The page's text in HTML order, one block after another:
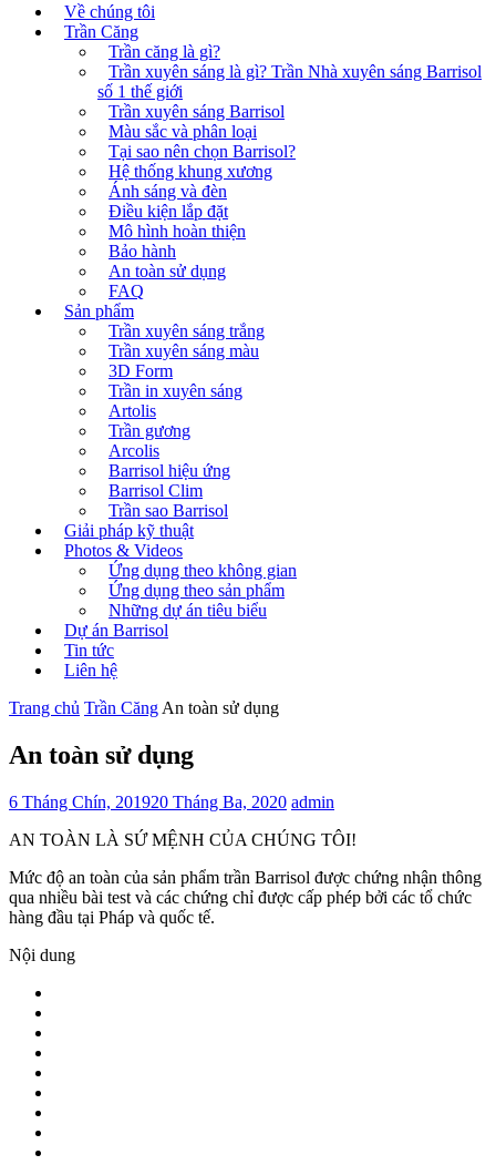
Về chúng tôi
Trần Căng
Trần căng là gì?
Trần xuyên sáng là gì? Trần Nhà xuyên sáng Barrisol
số 1 thế giới
Trần xuyên sáng Barrisol
Màu sắc và phân loại
Tại sao nên chọn Barrisol?
Hệ thống khung xương
Ánh sáng và đèn
Điều kiện lắp đặt
Mô hình hoàn thiện
Bảo hành
An toàn sử dụng
FAQ
Sản phẩm
Trần xuyên sáng trắng
Trần xuyên sáng màu
3D Form
Trần in xuyên sáng
Artolis
Trần gương
Arcolis
Barrisol hiệu ứng
Barrisol Clim
Trần sao Barrisol
Giải pháp kỹ thuật
Photos & Videos
Ứng dụng theo không gian
Ứng dụng theo sản phẩm
Những dự án tiêu biểu
Dự án Barrisol
Tin tức
Liên hệ
Trang chủ Trần Căng An toàn sử dụng
An toàn sử dụng
6 Tháng Chín, 201920 Tháng Ba, 2020 admin
AN TOÀN LÀ SỨ MỆNH CỦA CHÚNG TÔI!
Mức độ an toàn của sản phẩm trần Barrisol được chứng nhận thông
qua nhiều bài test và các chứng chỉ được cấp phép bởi các tổ chức
hàng đầu tại Pháp và quốc tế.
Nội dung